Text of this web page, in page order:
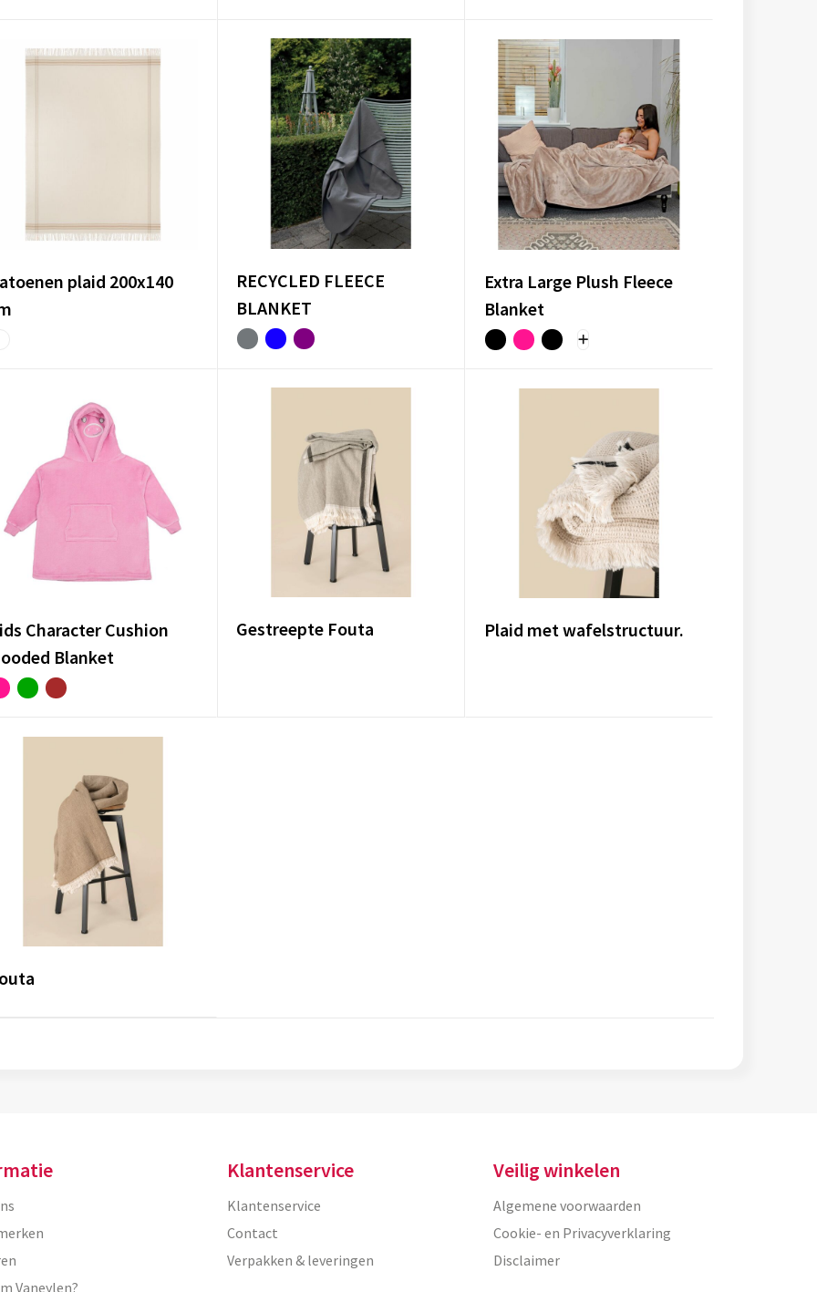
plaid 200x140
RECYCLED FLEECE
BLANKET
Extra Large Plush Fleece
Blanket
Character Cushion
Blanket
Gestreepte Fouta Plaid met wafelstructuur.
Vaneylen?
Klantenservice
Klantenservice
Contact
Verpakken & leveringen
Veilig winkelen
Algemene voorwaarden
Cookie- en Privacyverklaring
Disclaimer